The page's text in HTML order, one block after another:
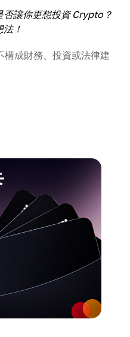
否讓你更想投資 Crypto？
！
構成財務、投資或法律建